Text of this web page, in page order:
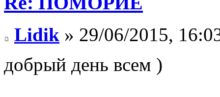
Lidik » 29/06/2015,
добрый день всем )